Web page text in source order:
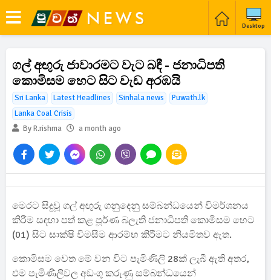
Desktop
ගල් අඟුරු ජාවාරමට වැට බඳී - ජනාධිපති
කොමිසම හෙට සිට වැඩ අරඹයි
Sri Lanka Latest Headlines Sinhala news
Puwath.lk
Lanka Coal Crisis
By R.rishma
a month ago
මෙරට සිදුවූ ගල් අඟුරු ගනුදෙනු සම්බන්ධයෙන් විමර්ශනය
කිරීම සඳහා පත් කළ පූර්ණ බලැති ජනාධිපති කොමිසම හෙට
(01) සිට සාක්ෂි විමසීම ආරම්භ කිරීමට නියමිතව ඇත.
කොමිසම වෙත මේ වන විට පැමිණිලි 28ක් ලැබී ඇති අතර,
එම පැමිණිලිවල අඩංගු කරුණු සම්බන්ධයෙන්